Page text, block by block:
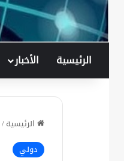
الرئيسية الأخبار
الرئيسية/
دولي